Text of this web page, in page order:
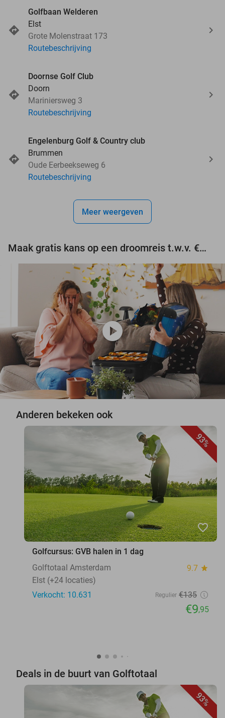
Golfbaan Welderen
Elst
Grote Molenstraat 173
Routebeschrijving
Doornse Golf Club
Doorn
Mariniersweg 3
Routebeschrijving
Engelenburg Golf & Country club
Brummen
Oude Eerbeekseweg 6
Routebeschrijving
Meer weergeven
Maak gratis kans op een droomreis t.w.v. €3.000!
play_circle
Anderen bekeken ook
93%
favorite_border
Golfcursus: GVB halen in 1 dag
Golftotaal Amsterdam
9.7 star
Elst (+24 locaties)
Verkocht: 10.631
Regulier €135
€9,95
Deals in de buurt van Golftotaal
93%